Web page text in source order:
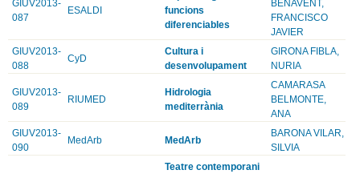
GIUV2013-
087
ESALDI
funcions
diferenciables
BENAVENT,
FRANCISCO
JAVIER
GIUV2013-
088
CyD
Cultura i
desenvolupament
GIRONA FIBLA,
NURIA
GIUV2013-
089
RIUMED
Hidrologia
mediterrània
CAMARASA
BELMONTE,
ANA
GIUV2013-
090
MedArb MedArb
BARONA VILAR,
SILVIA
Teatre contemporani